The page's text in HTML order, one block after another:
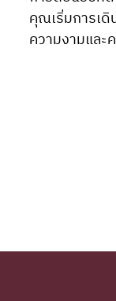
คุณเริ่มการเดิ
ความงามและ